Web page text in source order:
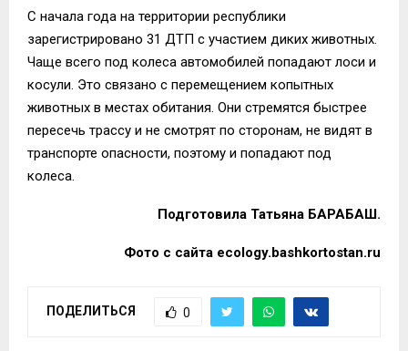
С начала года на территории республики
зарегистрировано 31 ДТП с участием диких животных.
Чаще всего под колеса автомобилей попадают лоси и
косули. Это связано с перемещением копытных
животных в местах обитания. Они стремятся быстрее
пересечь трассу и не смотрят по сторонам, не видят в
транспорте опасности, поэтому и попадают под
колеса.
Подготовила Татьяна БАРАБАШ.
Фото с сайта ecology.bashkortostan.ru
ПОДЕЛИТЬСЯ 0